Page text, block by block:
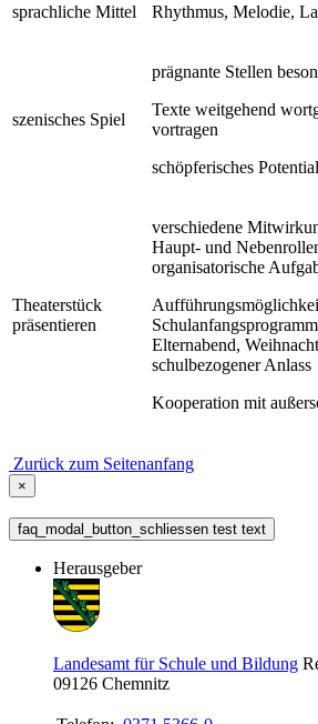
sprachliche Mittel Rhythmus, Melodie,
szenisches Spiel
prägnante Stellen
Texte weitgehend
vortragen
schöpferisches
Theaterstück
präsentieren
verschiedene
Haupt- und
organisatorische
Elternabend,
schulbezogener Anlass
Kooperation mit
Zurück zum Seitenanfang
×
faq_modal_button_schliessen test text
Herausgeber
Landesamt für Schule und Bildung
09126 Chemnitz